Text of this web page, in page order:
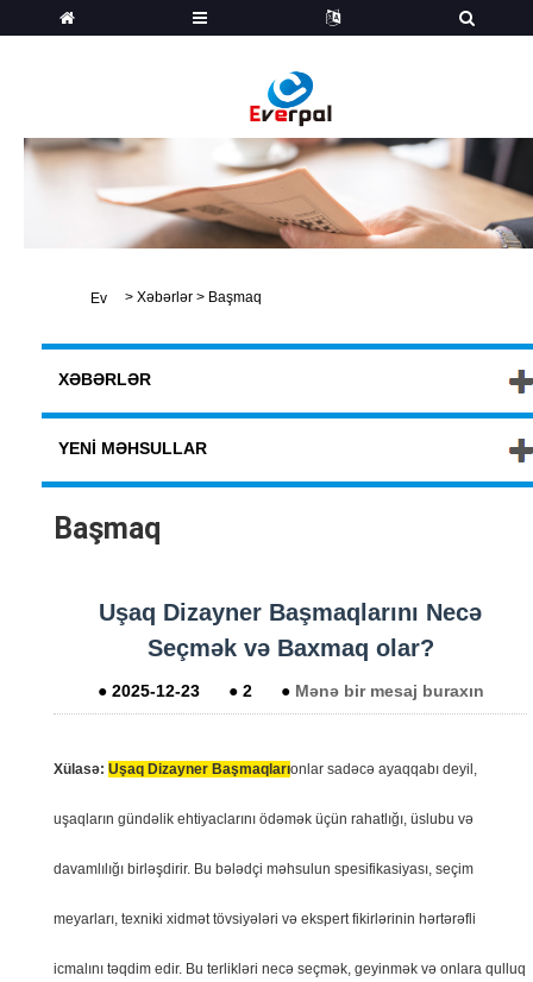
Ev > Xəbərlər > Başmaq
XƏBƏRLƏR
YENI MƏHSULLAR
Başmaq
Uşaq Dizayner Başmaqlarını Necə
Seçmək və Baxmaq olar?
● 2025-12-23 ● 2 ● Mənə bir mesaj buraxın
Xülasə: Uşaq Dizayner Başmaqlarıonlar sadəcə ayaqqabı deyil,
uşaqların gündəlik ehtiyaclarını ödəmək üçün rahatlığı, üslubu və
davamlılığı birləşdirir. Bu bələdçi məhsulun spesifikasiyası, seçim
meyarları, texniki xidmət tövsiyələri və ekspert fikirlərinin hərtərəfli
icmalını təqdim edir. Bu terlikləri necə seçmək, geyinmək və onlara qulluq